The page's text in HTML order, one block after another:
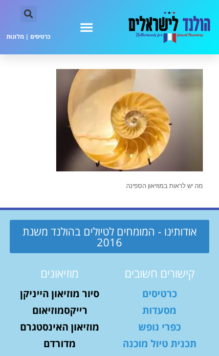
כרטיסים | מלונות
מה יש לראות במוזיאון הספינה
אודותינו - המומחים לטיולים בהולנד משנת
2016
קישורים חשובים
כרטיסים
מסעדות
כפרי נופש
תכנית טיול מוכנה
מוזיאונים
סיור מוזיאון הייניקן
רייקסמוזיאום
מוזיאון האינסטגרם
מדורדם